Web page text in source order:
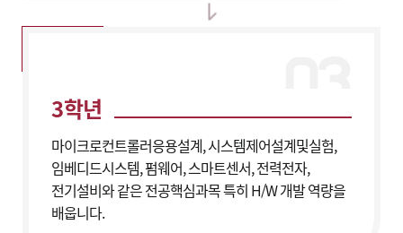
3학년
마이크로컨트롤러응용설계, 시스템제어설계및실험,
임베디드시스템, 펌웨어, 스마트센서, 전력전자,
전기설비와 같은 전공핵심과목 특히 H/W 개발 역량을
배웁니다.